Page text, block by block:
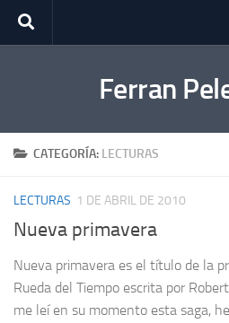
Saltar al contenido
Ferran
CATEGORÍA: LECTURAS
LECTURAS 1 DE ABRIL DE 2010
Nueva primavera
Nueva primavera es el título de la
Rueda del Tiempo escrita por
me leí en su momento esta saga,